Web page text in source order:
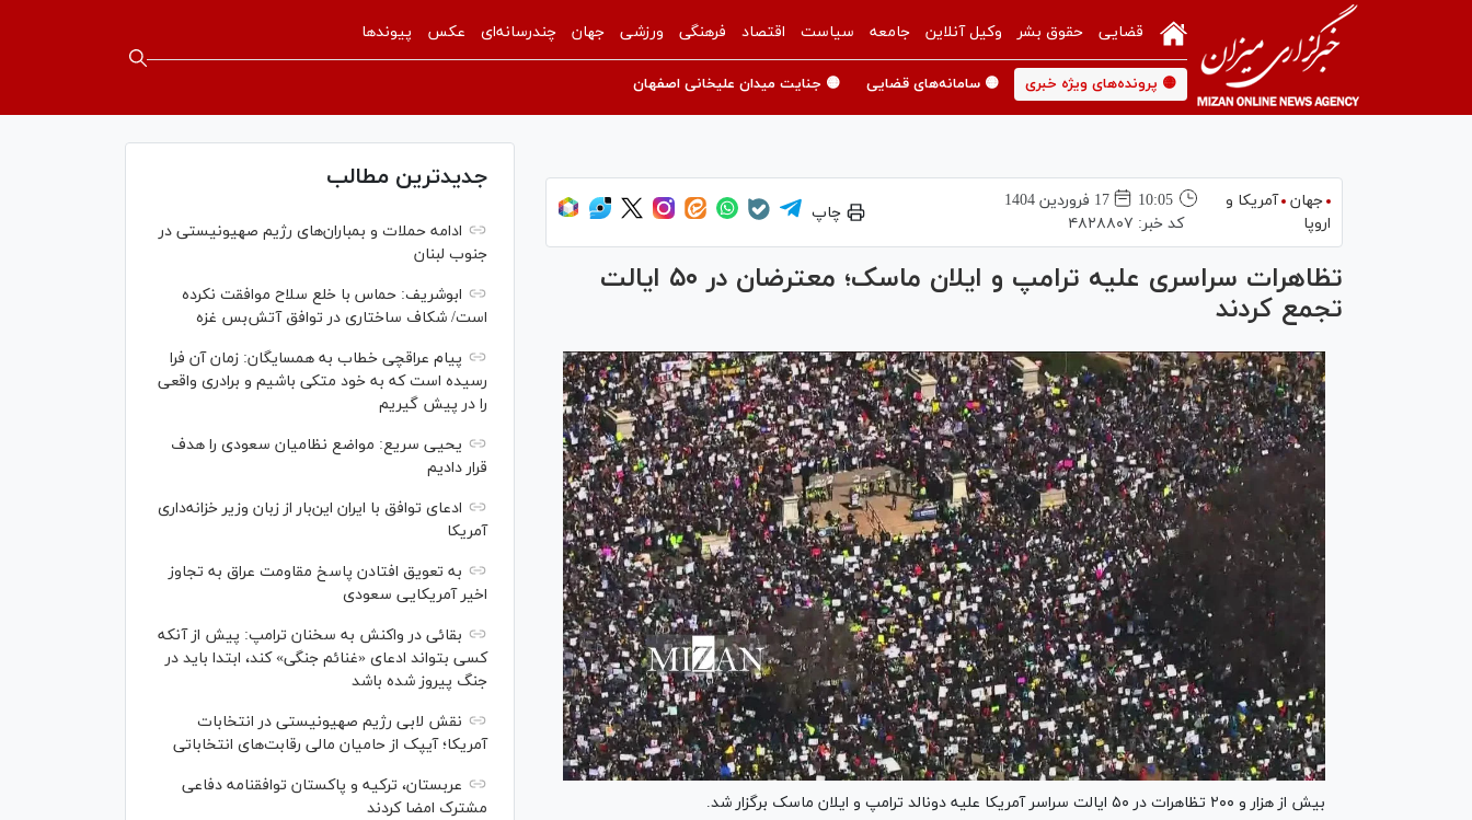
قضایی حقوق بشر وکیل آنلاین جامعه سیاست اقتصاد فرهنگی ورزشی جهان چندرسانه‌ای عکس پیوندها
🟡 پرونده‌های ویژه خبری 🟡 سامانه‌های قضایی 🟡 جنایت میدان علیخانی اصفهان
جهان آمریکا و
اروپا
10:05
17 فروردين 1404
کد خبر: ۴۸۲۸۸۰۷
چاپ
تظاهرات سراسری علیه ترامپ و ایلان ماسک؛ معترضان در ۵۰ ایالت
تجمع کردند
بیش از هزار و ۲۰۰ تظاهرات در ۵۰ ایالت سراسر آمریکا علیه دونالد ترامپ و ایلان ماسک برگزار شد.
جدیدترین مطالب
ادامه حملات و بمباران‌های رژیم صهیونیستی در
جنوب لبنان
ابوشریف: حماس با خلع سلاح موافقت نکرده
است/ شکاف ساختاری در توافق آتش‌‎بس غزه
پیام عراقچی خطاب به همسایگان: زمان آن فرا
رسیده است که به خود متکی باشیم و برادری واقعی
را در پیش گیریم
یحیی سریع: مواضع نظامیان سعودی را هدف
قرار دادیم
ادعای توافق با ایران این‌بار از زبان وزیر خزانه‌داری
آمریکا
به تعویق افتادن پاسخ مقاومت عراق به تجاوز
اخیر آمریکایی سعودی
بقائی در واکنش به سخنان ترامپ: پیش از آنکه
کسی بتواند ادعای «غنائم جنگی» کند، ابتدا باید در
جنگ پیروز شده باشد
نقش لابی رژیم صهیونیستی در انتخابات
آمریکا؛ آیپک از حامیان مالی رقابت‌های انتخاباتی
عربستان، ترکیه و پاکستان توافقنامه دفاعی
مشترک امضا کردند